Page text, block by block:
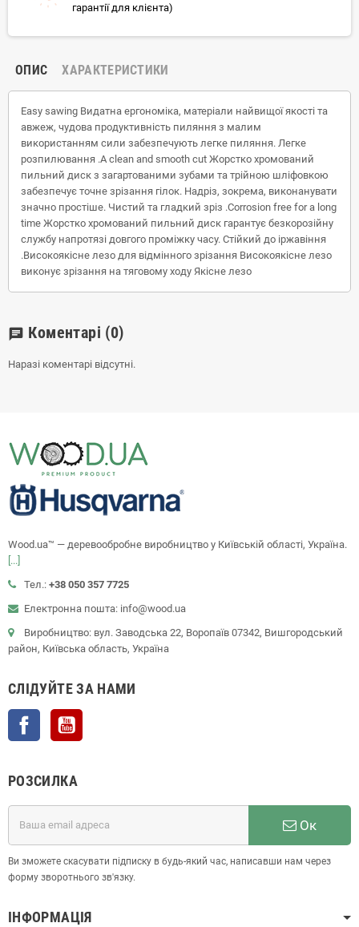
гарантії для клієнта)
ОПИС ХАРАКТЕРИСТИКИ
Easy sawing Видатна ергономіка, матеріали найвищої якості та
авжеж, чудова продуктивність пиляння з малим
використанням сили забезпечують легке пиляння. Легке
розпилювання .A clean and smooth cut Жорстко хромований
пильний диск з загартованими зубами та трійною шліфовкою
забезпечує точне зрізання гілок. Надріз, зокрема, виконанувати
значно простіше. Чистий та гладкий зріз .Corrosion free for a long
time Жорстко хромований пильний диск гарантує безкорозійну
службу напротязі довгого проміжку часу. Стійкий до іржавіння
.Високоякісне лезо для відмінного зрізання Високоякісне лезо
виконує зрізання на тяговому ходу Якісне лезо
chat Коментарі (0)
Наразі коментарі відсутні.
Wood.ua™ — деревообробне виробництво у Київській області, Україна.
[...]
Тел.: +38 050 357 7725
Електронна пошта: info@wood.ua
Виробництво: вул. Заводська 22, Воропаїв 07342, Вишгородський
район, Київська область, Україна
СЛІДУЙТЕ ЗА НАМИ
Facebook
РОЗСИЛКА
Ок
Ви зможете скасувати підписку в будь-який час, написавши нам через
форму зворотнього зв'язку.
ІНФОРМАЦІЯ